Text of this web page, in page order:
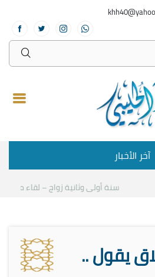
آخر الأخبار
سنة أولى وثانية زواج – لقاء مع
يقول ..